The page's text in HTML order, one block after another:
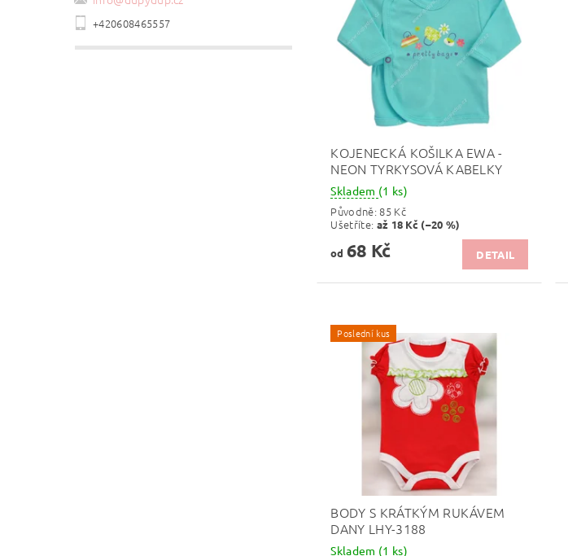
+420608465557
KOJENECKÁ KOŠILKA EWA -
NEON TYRKYSOVÁ KABELKY
Skladem (1 ks)
Původně: 85 Kč
Ušetříte: až 18 Kč (–20 %)
od 68 Kč DETAIL
Poslední kus
BODY S KRÁTKÝM RUKÁVEM
DANY LHY-3188
Skladem (1 ks)